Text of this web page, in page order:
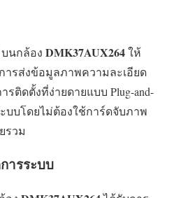
บนกล้อง DMK37AUX264ให้
ารส่งข้อมูลภาพความละเอียด
รติดตั้งที่ง่ายดายแบบ Plug-and-
บบโดยไม่ต้องใช้การ์ดจับภาพ
รวม
ารระบบ